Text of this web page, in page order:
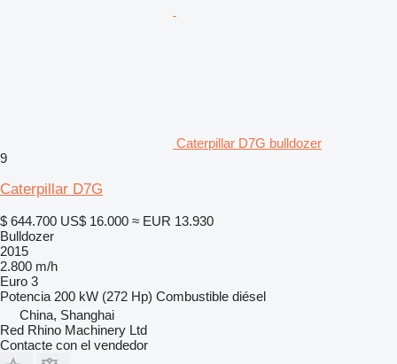
Caterpillar D7G bulldozer
9
Caterpillar D7G
$ 644.700 US$ 16.000 ≈ EUR 13.930
Bulldozer
2015
2.800 m/h
Euro 3
Potencia 200 kW (272 Hp) Combustible diésel
China, Shanghai
Red Rhino Machinery Ltd
Contacte con el vendedor